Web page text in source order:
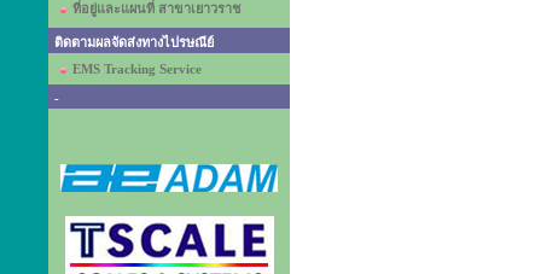
ที่อยู่และแผนที่ สาขาเยาวราช
ติดตามผลจัดส่งทางไปรษณีย์
EMS Tracking Service
-